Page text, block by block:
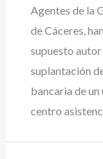
Agentes de la
de Cáceres,
supuesto
suplantación
bancaria de un
centro